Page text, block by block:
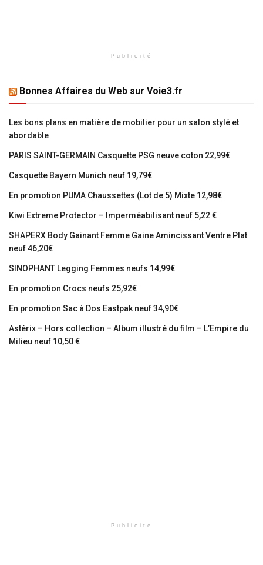
Publicité
Bonnes Affaires du Web sur Voie3.fr
Les bons plans en matière de mobilier pour un salon stylé et
abordable
PARIS SAINT-GERMAIN Casquette PSG neuve coton 22,99€
Casquette Bayern Munich neuf 19,79€
En promotion PUMA Chaussettes (Lot de 5) Mixte 12,98€
Kiwi Extreme Protector – Imperméabilisant neuf 5,22 €
SHAPERX Body Gainant Femme Gaine Amincissant Ventre Plat
neuf 46,20€
SINOPHANT Legging Femmes neufs 14,99€
En promotion Crocs neufs 25,92€
En promotion Sac à Dos Eastpak neuf 34,90€
Astérix – Hors collection – Album illustré du film – L’Empire du
Milieu neuf 10,50 €
Publicité